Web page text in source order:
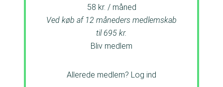
58 kr. / måned
Ved køb af 12 måneders medlemskab
til 695 kr.
Bliv medlem
Allerede medlem? Log ind